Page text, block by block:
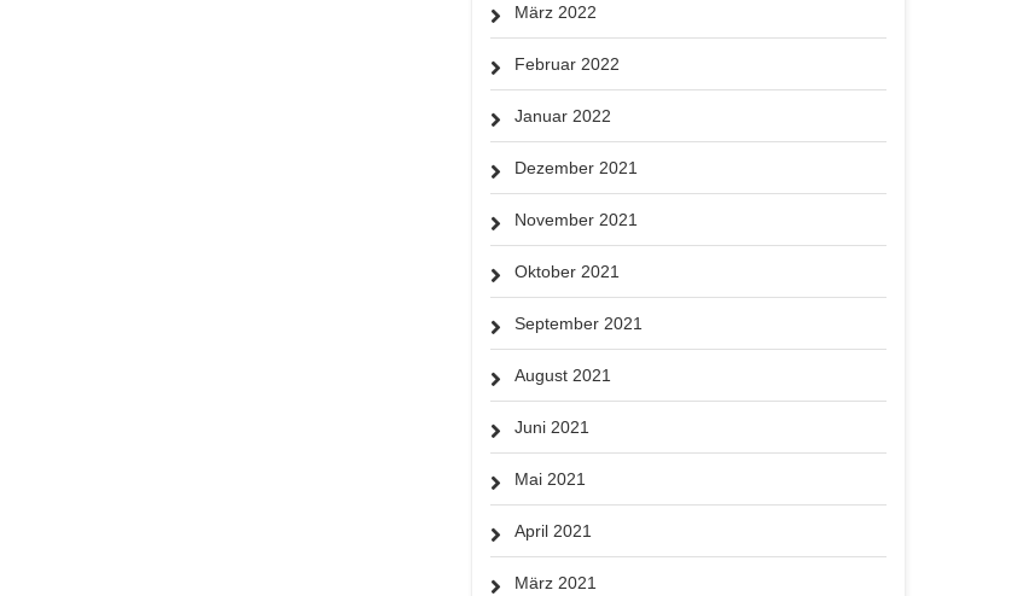
März 2022
Februar 2022
Januar 2022
Dezember 2021
November 2021
Oktober 2021
September 2021
August 2021
Juni 2021
Mai 2021
April 2021
März 2021